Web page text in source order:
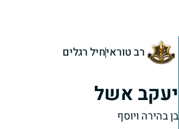
רב טוראיחיל רגלים
יעקב אשל
בן בהירה ויוסף